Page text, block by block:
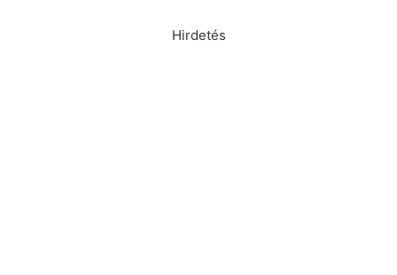
Hirdetés